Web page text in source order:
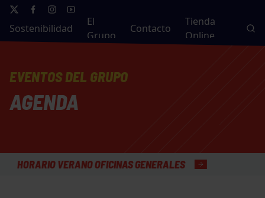
Sostenibilidad
El
Grupo
Contacto
Tienda
Online
EVENTOS DEL GRUPO
AGENDA
VERANO OFICINAS GENERALES